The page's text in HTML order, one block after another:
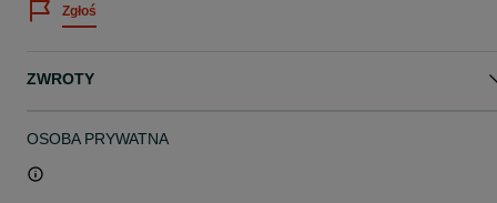
Zgłoś
ZWROTY
OSOBA PRYWATNA